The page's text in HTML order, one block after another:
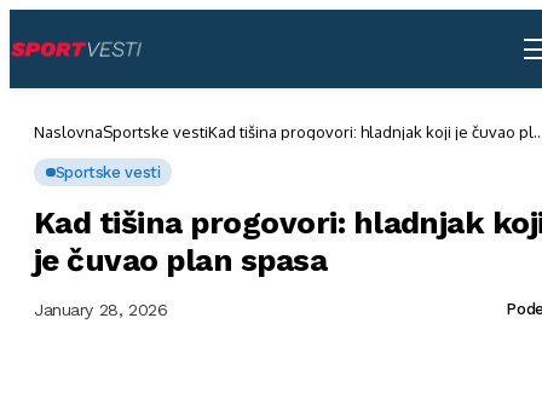
NaslovnaSportske vestiKad tišina progovori: hladnjak koji je čuvao
Sportske vesti
Kad tišina progovori: hladnjak
je čuvao plan spasa
January 28, 2026